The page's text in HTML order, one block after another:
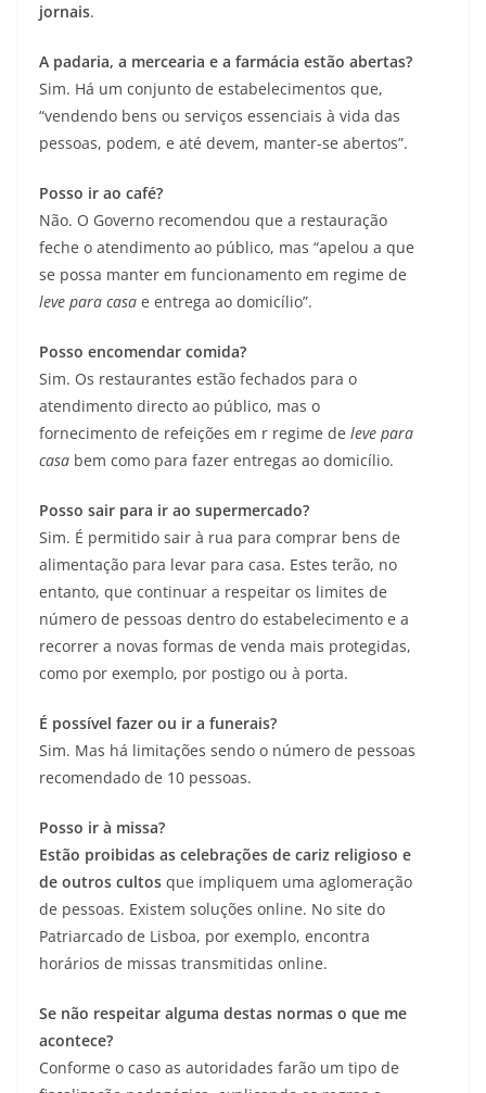
jornais.
A padaria, a mercearia e a farmácia estão abertas?
Sim. Há um conjunto de estabelecimentos que,
“vendendo bens ou serviços essenciais à vida das
pessoas, podem, e até devem, manter-se abertos”.
Posso ir ao café?
Não. O Governo recomendou que a restauração
feche o atendimento ao público, mas “apelou a que
se possa manter em funcionamento em regime de
leve para casa e entrega ao domicílio”.
Posso encomendar comida?
Sim. Os restaurantes estão fechados para o
atendimento directo ao público, mas o
fornecimento de refeições em r regime de leve para
casa bem como para fazer entregas ao domicílio.
Posso sair para ir ao supermercado?
Sim. É permitido sair à rua para comprar bens de
alimentação para levar para casa. Estes terão, no
entanto, que continuar a respeitar os limites de
número de pessoas dentro do estabelecimento e a
recorrer a novas formas de venda mais protegidas,
como por exemplo, por postigo ou à porta.
É possível fazer ou ir a funerais?
Sim. Mas há limitações sendo o número de pessoas
recomendado de 10 pessoas.
Posso ir à missa?
Estão proibidas as celebrações de cariz religioso e
de outros cultos que impliquem uma aglomeração
de pessoas. Existem soluções online. No site do
Patriarcado de Lisboa, por exemplo, encontra
horários de missas transmitidas online.
Se não respeitar alguma destas normas o que me
acontece?
Conforme o caso as autoridades farão um tipo de